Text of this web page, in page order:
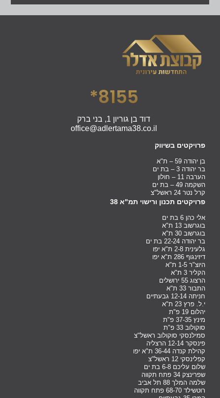
8155*
דוד בן גוריון 1, בני ברק
office@adlertama38.co.il
פרויקטים בשיווק
בן יהודה 59 – ת"א
בר יהודה 3 – בת ים
הערבה 11 – חולון
השקמה 49 – בת ים
קרל נטר 24 ראשל"צ
פרויקטים תכנון ורישוי תמ"א 38
אלי כהן 6 בת ים
בוגרשוב 13 ת"א
בוגרשוב 30 ת"א
בר יהודה 22-24 בת ים
גלעינית 2-8 ת"א יפו
דיזינגוף 286 ת"א יפו
היוצ"ר 1-5 ת"א
הקליר 3 ת"א
הרצוג 55 ירושלים
התבור 33 ת"א
חניתה 12-14 גבעתיים
י.ל. פרץ 23 ת"א
יהלום 19 פ"ת
מינץ 37-35 פ"ת
סוקולוב 33 פ"ת
סמילנסקי סוקולוב ראשל"צ
פינסקר 12-14 הרצליה
קהילת קנדה 36-44 ת"א יפו
קפלינסקי 12 ראשל"צ
שלום עליכם 6-8 בת ים
שפרינצק 34 פתח תקווה
שלמה המלך 88 תל אביב
רוטשילד 68-70 פתח תקווה